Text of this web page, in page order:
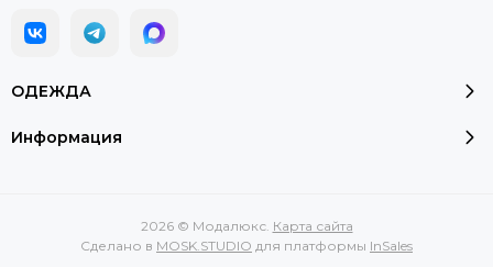
ОДЕЖДА
Информация
2026 © Модалюкс. Карта сайта
Сделано в MOSK.STUDIO для платформы InSales